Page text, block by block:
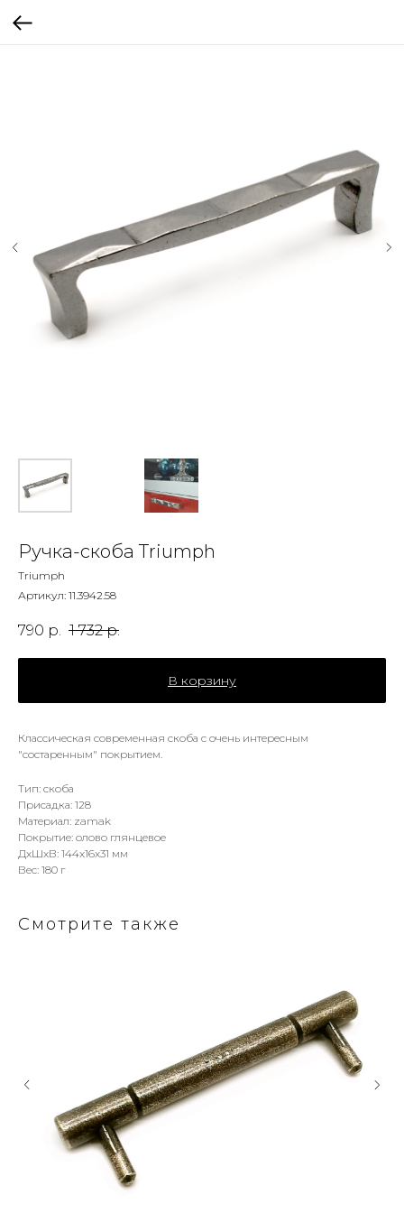
Ручка-скоба Triumph
Triumph
Артикул: 11.3942.58
790 р. 1 732 р.
В корзину
Классическая современная скоба с очень интересным
"состаренным" покрытием.
Тип: скоба
Присадка: 128
Материал: zamak
Покрытие: олово глянцевое
ДxШxВ: 144x16x31 мм
Вес: 180 г
Смотрите также